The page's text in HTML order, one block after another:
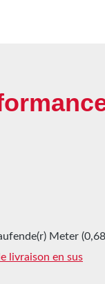
Meter
livraison en sus